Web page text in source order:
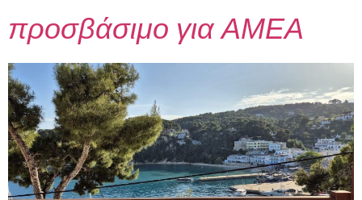
προσβάσιμο για ΑΜΕΑ